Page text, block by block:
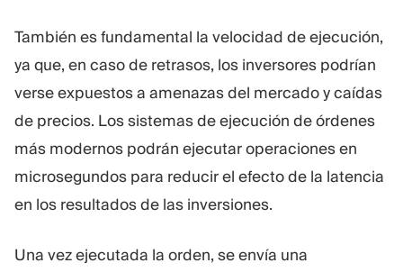
También es fundamental la velocidad de ejecución,
ya que, en caso de retrasos, los inversores podrían
verse expuestos a amenazas del mercado y caídas
de precios. Los sistemas de ejecución de órdenes
más modernos podrán ejecutar operaciones en
microsegundos para reducir el efecto de la latencia
en los resultados de las inversiones.
Una vez ejecutada la orden, se envía una